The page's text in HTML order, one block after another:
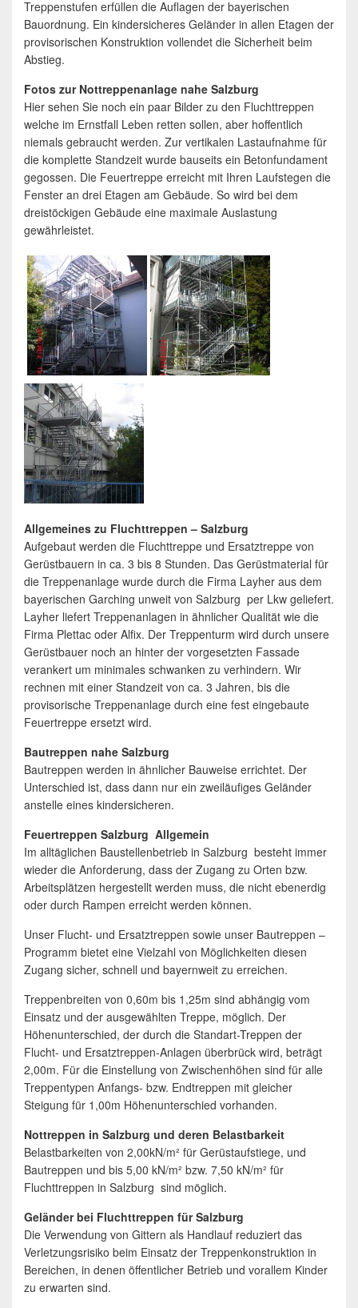
Treppenstufen erfüllen die Auflagen der bayerischen
Bauordnung. Ein kindersicheres Geländer in allen Etagen der
provisorischen Konstruktion vollendet die Sicherheit beim
Abstieg.
Fotos zur Nottreppenanlage nahe Salzburg
Hier sehen Sie noch ein paar Bilder zu den Fluchttreppen
welche im Ernstfall Leben retten sollen, aber hoffentlich
niemals gebraucht werden. Zur vertikalen Lastaufnahme für
die komplette Standzeit wurde bauseits ein Betonfundament
gegossen. Die Feuertreppe erreicht mit Ihren Laufstegen die
Fenster an drei Etagen am Gebäude. So wird bei dem
dreistöckigen Gebäude eine maximale Auslastung
gewährleistet.
Allgemeines zu Fluchttreppen – Salzburg
Aufgebaut werden die Fluchttreppe und Ersatztreppe von
Gerüstbauern in ca. 3 bis 8 Stunden. Das Gerüstmaterial für
die Treppenanlage wurde durch die Firma Layher aus dem
bayerischen Garching unweit von Salzburg per Lkw geliefert.
Layher liefert Treppenanlagen in ähnlicher Qualität wie die
Firma Plettac oder Alfix. Der Treppenturm wird durch unsere
Gerüstbauer noch an hinter der vorgesetzten Fassade
verankert um minimales schwanken zu verhindern. Wir
rechnen mit einer Standzeit von ca. 3 Jahren, bis die
provisorische Treppenanlage durch eine fest eingebaute
Feuertreppe ersetzt wird.
Bautreppen nahe Salzburg
Bautreppen werden in ähnlicher Bauweise errichtet. Der
Unterschied ist, dass dann nur ein zweiläufiges Geländer
anstelle eines kindersicheren.
Feuertreppen Salzburg Allgemein
Im alltäglichen Baustellenbetrieb in Salzburg besteht immer
wieder die Anforderung, dass der Zugang zu Orten bzw.
Arbeitsplätzen hergestellt werden muss, die nicht ebenerdig
oder durch Rampen erreicht werden können.
Unser Flucht- und Ersatztreppen sowie unser Bautreppen –
Programm bietet eine Vielzahl von Möglichkeiten diesen
Zugang sicher, schnell und bayernweit zu erreichen.
Treppenbreiten von 0,60m bis 1,25m sind abhängig vom
Einsatz und der ausgewählten Treppe, möglich. Der
Höhenunterschied, der durch die Standart-Treppen der
Flucht- und Ersatztreppen-Anlagen überbrück wird, beträgt
2,00m. Für die Einstellung von Zwischenhöhen sind für alle
Treppentypen Anfangs- bzw. Endtreppen mit gleicher
Steigung für 1,00m Höhenunterschied vorhanden.
Nottreppen in Salzburg und deren Belastbarkeit
Belastbarkeiten von 2,00kN/m² für Gerüstaufstiege, und
Bautreppen und bis 5,00 kN/m² bzw. 7,50 kN/m² für
Fluchttreppen in Salzburg sind möglich.
Geländer bei Fluchttreppen für Salzburg
Die Verwendung von Gittern als Handlauf reduziert das
Verletzungsrisiko beim Einsatz der Treppenkonstruktion in
Bereichen, in denen öffentlicher Betrieb und vorallem Kinder
zu erwarten sind.